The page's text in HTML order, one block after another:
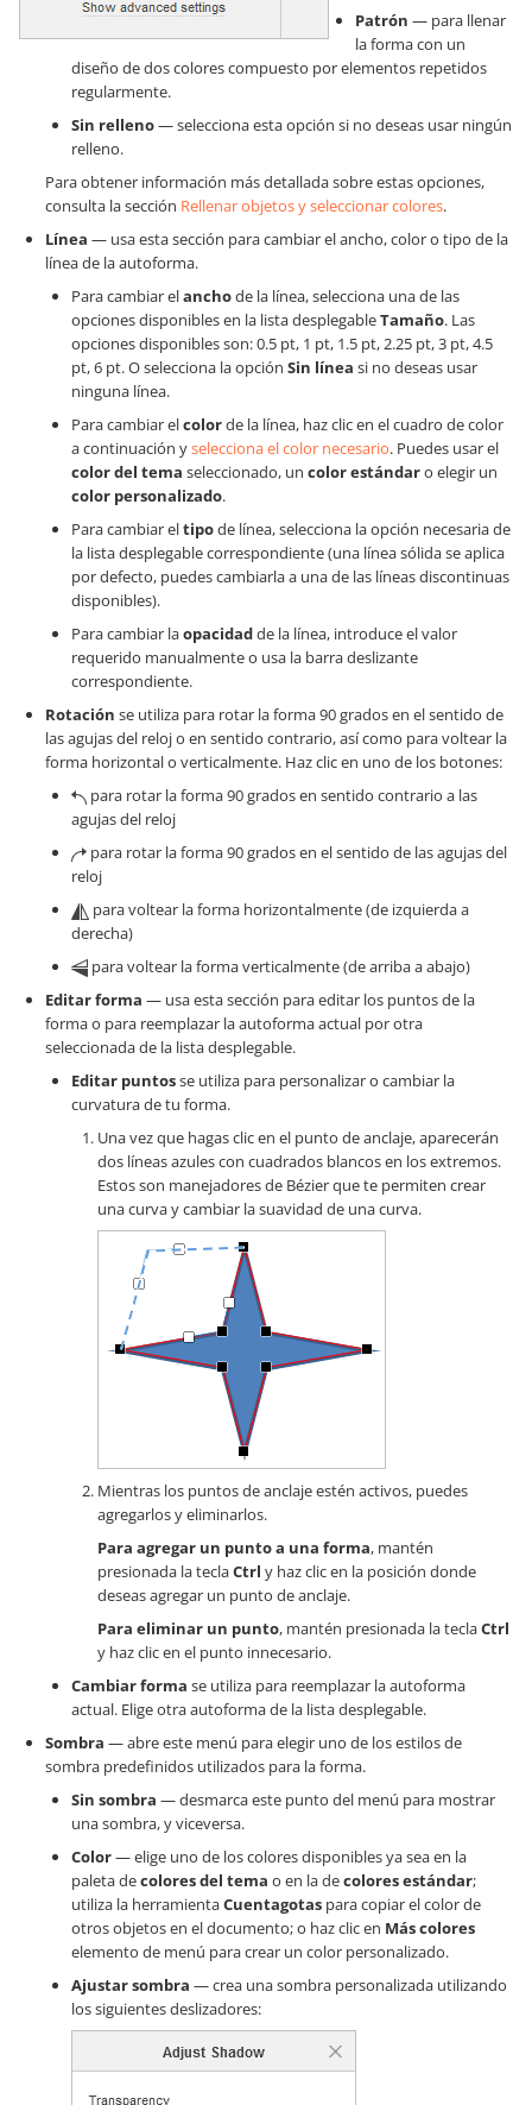
Patrón — para llenar
la forma con un
diseño de dos colores compuesto por elementos repetidos
regularmente.
Sin relleno— selecciona esta opción si no deseas usar ningún
relleno.
Para obtener información más detallada sobre estas opciones,
consulta la sección Rellenar objetos y seleccionar colores.
Línea — usa esta sección para cambiar el ancho, color o tipo de la
línea de la autoforma.
Para cambiar elanchode la línea, selecciona una de las
opciones disponibles en la lista desplegableTamaño. Las
opciones disponibles son: 0.5 pt, 1 pt, 1.5 pt, 2.25 pt, 3 pt, 4.5
pt, 6 pt. O selecciona la opción Sin línea si no deseas usar
ninguna línea.
Para cambiar elcolorde la línea, haz clic en el cuadro de color
a continuación yselecciona el color necesario. Puedes usar el
color del tema seleccionado, un color estándaro elegir un
color personalizado.
Para cambiar eltipode línea, selecciona la opción necesaria de
la lista desplegable correspondiente (una línea sólida se aplica
por defecto, puedes cambiarla a una de las líneas discontinuas
disponibles).
Para cambiar laopacidadde la línea, introduce el valor
requerido manualmente o usa la barra deslizante
correspondiente.
Rotación se utiliza para rotar la forma 90 grados en el sentido de
las agujas del reloj o en sentido contrario, así como para voltear la
forma horizontal o verticalmente. Haz clic en uno de los botones:
para rotar la forma 90 grados en sentido contrario a las
agujas del reloj
para rotar la forma 90 grados en el sentido de las agujas del
reloj
para voltear la forma horizontalmente (de izquierda a
derecha)
para voltear la forma verticalmente (de arriba a abajo)
Editar forma — usa esta sección para editar los puntos de la
forma o para reemplazar la autoforma actual por otra
seleccionada de la lista desplegable.
Editar puntosse utiliza para personalizar o cambiar la
curvatura de tu forma.
Una vez que hagas clic en el punto de anclaje, aparecerán
dos líneas azules con cuadrados blancos en los extremos.
Estos son manejadores de Bézier que te permiten crear
una curva y cambiar la suavidad de una curva.
Mientras los puntos de anclaje estén activos, puedes
agregarlos y eliminarlos.
Para agregar un punto a una forma, mantén
presionada la teclaCtrl y haz clic en la posición donde
deseas agregar un punto de anclaje.
Para eliminar un punto, mantén presionada la teclaCtrl
y haz clic en el punto innecesario.
Cambiar forma se utiliza para reemplazar la autoforma
actual. Elige otra autoforma de la lista desplegable.
Sombra — abre este menú para elegir uno de los estilos de
sombra predefinidos utilizados para la forma.
Sin sombra — desmarca este punto del menú para mostrar
una sombra, y viceversa.
Color— elige uno de los colores disponibles ya sea en la
paleta decolores del tema o en la decolores estándar;
utiliza la herramientaCuentagotas para copiar el color de
otros objetos en el documento; o haz clic en Más colores
elemento de menú para crear un color personalizado.
Ajustar sombra — crea una sombra personalizada utilizando
los siguientes deslizadores: